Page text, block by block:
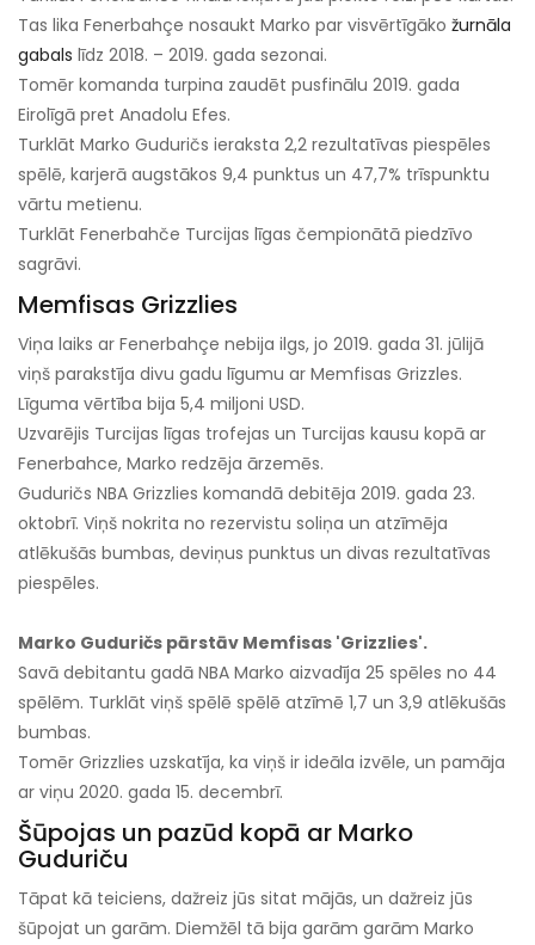
Tas lika Fenerbahçe nosaukt Marko par visvērtīgāko žurnāla
gabals līdz 2018. – 2019. gada sezonai.
Tomēr komanda turpina zaudēt pusfinālu 2019. gada
Eirolīgā pret Anadolu Efes.
Turklāt Marko Guduričs ieraksta 2,2 rezultatīvas piespēles
spēlē, karjerā augstākos 9,4 punktus un 47,7% trīspunktu
vārtu metienu.
Turklāt Fenerbahče Turcijas līgas čempionātā piedzīvo
sagrāvi.
Memfisas Grizzlies
Viņa laiks ar Fenerbahçe nebija ilgs, jo 2019. gada 31. jūlijā
viņš parakstīja divu gadu līgumu ar Memfisas Grizzles.
Līguma vērtība bija 5,4 miljoni USD.
Uzvarējis Turcijas līgas trofejas un Turcijas kausu kopā ar
Fenerbahce, Marko redzēja ārzemēs.
Guduričs NBA Grizzlies komandā debitēja 2019. gada 23.
oktobrī. Viņš nokrita no rezervistu soliņa un atzīmēja
atlēkušās bumbas, deviņus punktus un divas rezultatīvas
piespēles.
Marko Guduričs pārstāv Memfisas 'Grizzlies'.
Savā debitantu gadā NBA Marko aizvadīja 25 spēles no 44
spēlēm. Turklāt viņš spēlē spēlē atzīmē 1,7 un 3,9 atlēkušās
bumbas.
Tomēr Grizzlies uzskatīja, ka viņš ir ideāla izvēle, un pamāja
ar viņu 2020. gada 15. decembrī.
Šūpojas un pazūd kopā ar Marko
Guduriču
Tāpat kā teiciens, dažreiz jūs sitat mājās, un dažreiz jūs
šūpojat un garām. Diemžēl tā bija garām garām Marko